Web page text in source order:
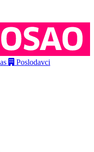
Poslodavci